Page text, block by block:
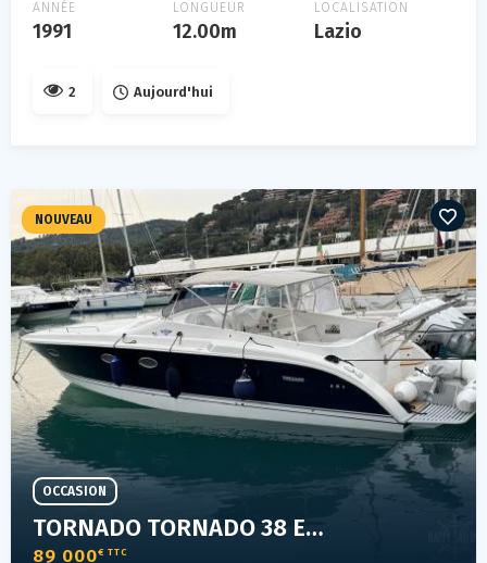
ANNÉE
1991
LONGUEUR
12.00m
LOCALISATION
Lazio
2 Aujourd'hui
TORNADO TORNADO 38 ELEVEN - NATANTE
89 000€ TTC
OCCASION
NOUVEAU